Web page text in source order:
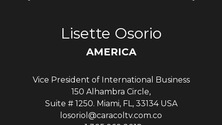
Lisette Osorio
AMERICA
Vice President of International Business
150 Alhambra Circle,
Suite # 1250. Miami, FL, 33134 USA
losoriol@caracoltv.com.co